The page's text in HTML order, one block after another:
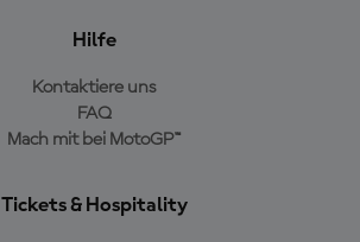
Hilfe
Kontaktiere uns
FAQ
Mach mit bei MotoGP™
Tickets & Hospitality